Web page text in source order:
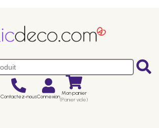
Contactez-nousConnexion Mon panier
(Panier vide)